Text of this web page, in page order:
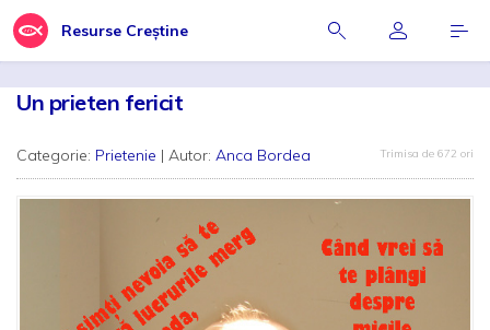
Resurse Creștine
Un prieten fericit
Categorie: Prietenie | Autor: Anca Bordea Trimisa de 672 ori